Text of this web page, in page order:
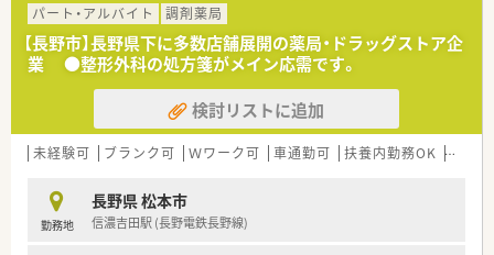
■薬剤師は常勤とパートを含めて常時3名から5名体制をとって
おり、協力しながら円滑に業務を進めています。
【勤務実態について】
■開局時間は月曜日から土曜日の9時から18時までとなってお
り、夜遅くまでの勤務は発生いたしません。
■残業はほとんど発生しないため、シフト通りの時間に退社して
仕事終わりの時間を有効に活用いただけます。
なお休みなどにも柔軟に対応できる体制です。
【こんな取り組みをしています】
パート・アルバイト
調剤薬局
【長野市】長野県下に多数店舗展開の薬局・ドラッグストア企
業 ●整形外科の処方箋がメイン応需です。
検討リストに追加
未経験可 ブランク可 Ｗワーク可 車通勤可 扶養内勤務OK 大手
勤務地
長野県 松本市
信濃吉田駅 (長野電鉄長野線)